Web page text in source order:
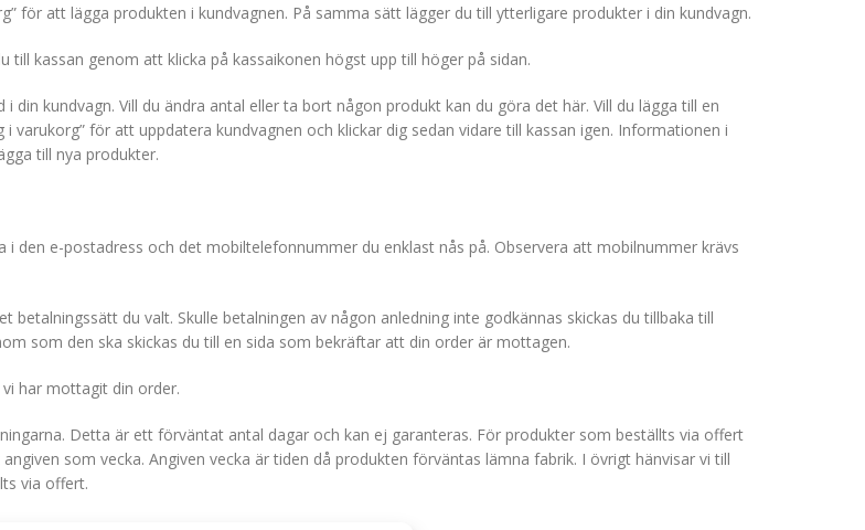
för att lägga produkten i kundvagnen. På samma sätt lägger du till ytterligare produkter i din kundvagn.
kassan genom att klicka på kassaikonen högst upp till höger på sidan.
kundvagn. Vill du ändra antal eller ta bort någon produkt kan du göra det här. Vill du lägga till en
varukorg” för att uppdatera kundvagnen och klickar dig sedan vidare till kassan igen. Informationen i
till nya produkter.
den e-postadress och det mobiltelefonnummer du enklast nås på. Observera att mobilnummer krävs
du valt. Skulle betalningen av någon anledning inte godkännas skickas du tillbaka till
som den ska skickas du till en sida som bekräftar att din order är mottagen.
har mottagit din order.
Detta är ett förväntat antal dagar och kan ej garanteras. För produkter som beställts via offert
som vecka. Angiven vecka är tiden då produkten förväntas lämna fabrik. I övrigt hänvisar vi till
via offert.